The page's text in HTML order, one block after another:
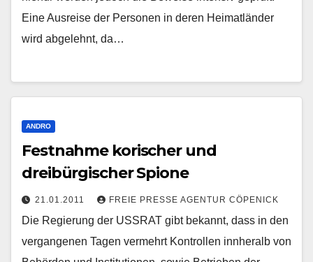
Eine Ausreise der Personen in deren Heimatländer
wird abgelehnt, da…
ANDRO
Festnahme korischer und
dreibürgischer Spione
21.01.2011 FREIE PRESSE AGENTUR CÖPENICK
Die Regierung der USSRAT gibt bekannt, dass in den
vergangenen Tagen vermehrt Kontrollen innheralb von